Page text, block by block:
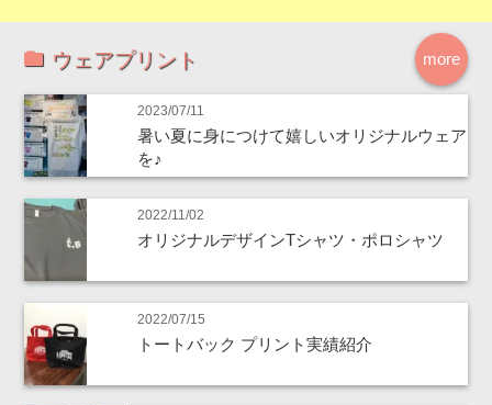
more
ウェアプリント
2023/07/11
暑い夏に身につけて嬉しいオリジナルウェア
を♪
2022/11/02
オリジナルデザインTシャツ・ポロシャツ
2022/07/15
トートバック プリント実績紹介